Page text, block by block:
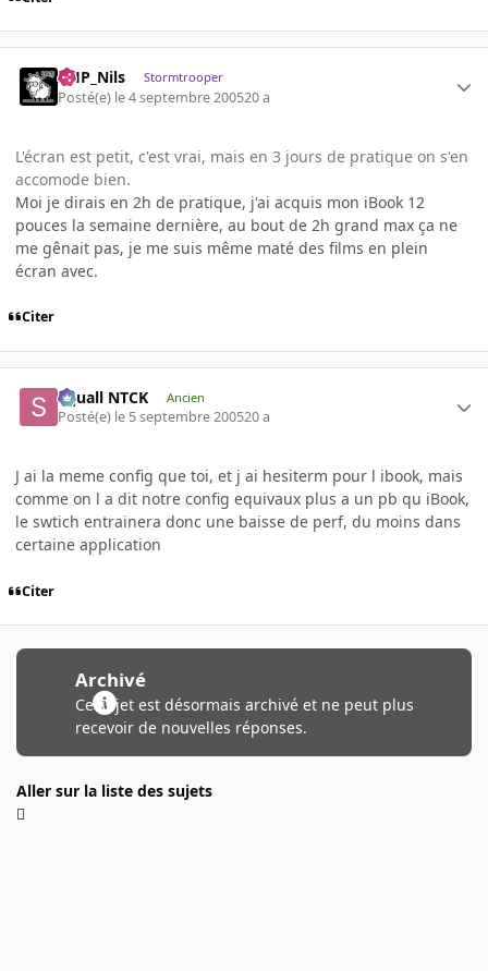
AHP_Nils Stormtrooper
Posté(e) le 4 septembre 200520 a
L'écran est petit, c'est vrai, mais en 3 jours de pratique on s'en
accomode bien.
Moi je dirais en 2h de pratique, j'ai acquis mon iBook 12
pouces la semaine dernière, au bout de 2h grand max ça ne
me gênait pas, je me suis même maté des films en plein
écran avec.
Citer
Squall NTCK Ancien
Posté(e) le 5 septembre 200520 a
J ai la meme config que toi, et j ai hesiterm pour l ibook, mais
comme on l a dit notre config equivaux plus a un pb qu iBook,
le swtich entrainera donc une baisse de perf, du moins dans
certaine application
Citer
Archivé
Ce sujet est désormais archivé et ne peut plus
recevoir de nouvelles réponses.
Aller sur la liste des sujets